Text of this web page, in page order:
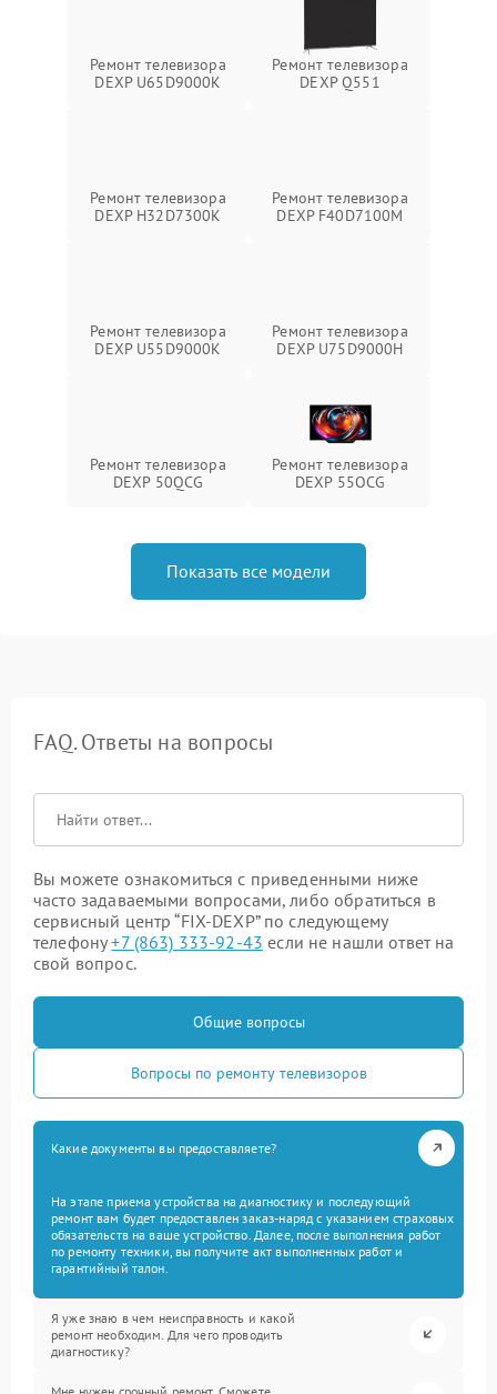
Ремонт телевизора
DEXP U65D9000K
Ремонт телевизора
DEXP Q551
Ремонт телевизора
DEXP H32D7300K
Ремонт телевизора
DEXP F40D7100M
Ремонт телевизора
DEXP U55D9000K
Ремонт телевизора
DEXP U75D9000H
Ремонт телевизора
DEXP 50QCG
Ремонт телевизора
DEXP 55OCG
Показать все модели
FAQ. Ответы на вопросы
Вы можете ознакомиться с приведенными ниже
часто задаваемыми вопросами, либо обратиться в
сервисный центр “FIX-DEXP” по следующему
телефону+7 (863) 333-92-43 если не нашли ответ на
свой вопрос.
Общие вопросы
Вопросы по ремонту телевизоров
Какие документы вы предоставляете?
На этапе приема устройства на диагностику и последующий
ремонт вам будет предоставлен заказ-наряд с указанием страховых
обязательств на ваше устройство. Далее, после выполнения работ
по ремонту техники, вы получите акт выполненных работ и
гарантийный талон.
Я уже знаю в чем неисправность и какой
ремонт необходим. Для чего проводить
диагностику?